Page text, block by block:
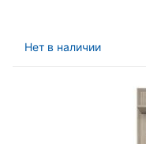
Нет в наличии